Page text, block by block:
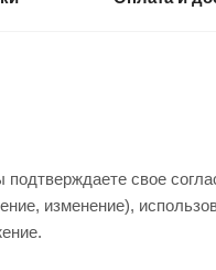
свое
изменение),